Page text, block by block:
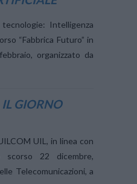
Intelligenza
“Fabbrica Futuro” in
organizzato da
IL GIORNO
UIL, in linea con
scorso 22 dicembre,
Telecomunicazioni, a